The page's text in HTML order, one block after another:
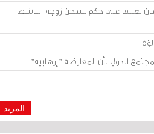
تعليقا على حكم بسجن زوجة الناشط
الدولي بأن المعارضة "إرهابية"
المزيد...